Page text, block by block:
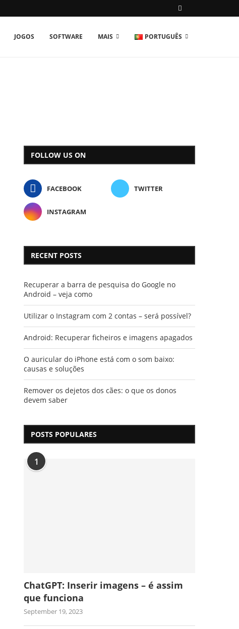
JOGOS SOFTWARE MAIS PORTUGUÊS
FOLLOW US ON
FACEBOOK TWITTER
INSTAGRAM
RECENT POSTS
Recuperar a barra de pesquisa do Google no
Android – veja como
Utilizar o Instagram com 2 contas – será possível?
Android: Recuperar ficheiros e imagens apagados
O auricular do iPhone está com o som baixo:
causas e soluções
Remover os dejetos dos cães: o que os donos
devem saber
POSTS POPULARES
1
ChatGPT: Inserir imagens – é assim
que funciona
September 19, 2023